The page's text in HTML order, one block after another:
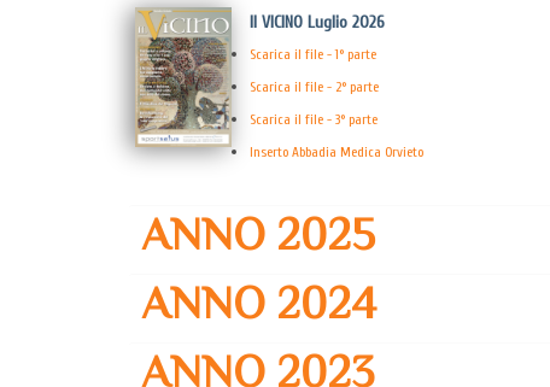
Il VICINO Luglio 2026
Scarica il file - 1° parte
Scarica il file - 2° parte
Scarica il file - 3° parte
Inserto Abbadia Medica Orvieto
ANNO 2025
ANNO 2024
ANNO 2023